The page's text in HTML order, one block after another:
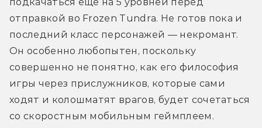
отправкой во Frozen Tundra. Не готов пока и
последний класс персонажей — некромант.
Он особенно любопытен, поскольку
совершенно не понятно, как его философия
игры через прислужников, которые сами
ходят и колошматят врагов, будет сочетаться
со скоростным мобильным геймплеем.